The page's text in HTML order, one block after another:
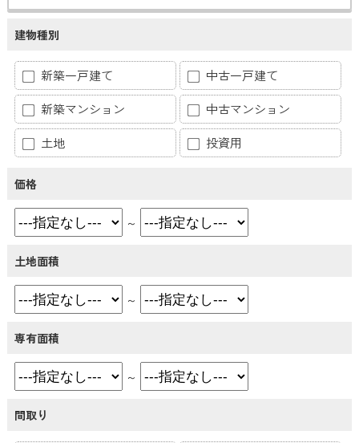
建物種別
新築一戸建て
中古一戸建て
新築マンション
中古マンション
土地
投資用
価格
～
土地面積
～
専有面積
～
間取り